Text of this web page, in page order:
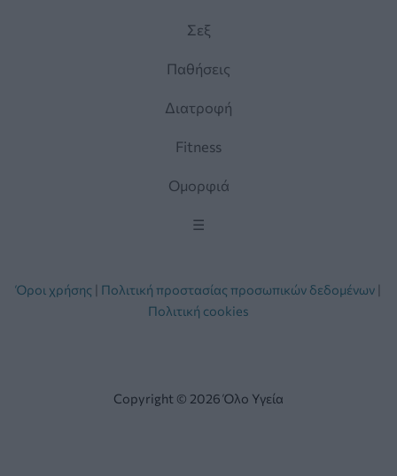
Σεξ
Παθήσεις
Διατροφή
Fitness
Ομορφιά
☰
Όροι χρήσης | Πολιτική προστασίας προσωπικών δεδομένων |
Πολιτική cookies
Copyright © 2026 Όλο Υγεία